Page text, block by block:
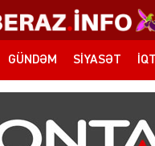
GÜNDƏM SIYASƏT